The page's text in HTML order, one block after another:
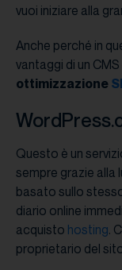
vuoi iniziare alla
Anche perché in
vantaggi di un
ottimizzazione
Questo è un
sempre grazie alla
basato sullo
diario online
acquisto hosting.
proprietario del